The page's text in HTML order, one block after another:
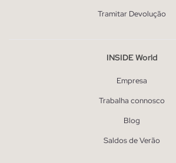
Tramitar Devolução
INSIDE World
Empresa
Trabalha connosco
Blog
Saldos de Verão